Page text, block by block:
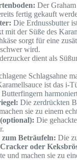
Der
fertig gekauft
Die Erdnussbutter
mit der Süße des
sorgt für eine
wird.
dient als
Schlagsahne
ist das i-
Die zerdrückten
sie zu einem
Die
Beträufeln: Die
oder
und machen sie zu